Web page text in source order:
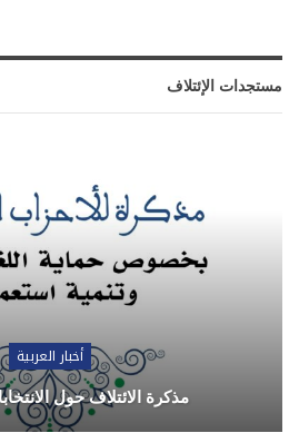
مستجدات الإئتلاف
أخبار العربية
مذكرة الائتلاف حول